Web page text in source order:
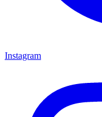
Instagram